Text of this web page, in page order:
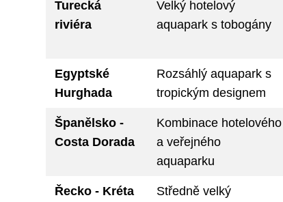
Turecká
riviéra
Velký hotelový
aquapark s tobogány
Egyptské
Hurghada
Rozsáhlý aquapark s
tropickým designem
Španělsko -
Costa Dorada
Kombinace hotelového
a veřejného
aquaparku
Řecko - Kréta
Středně velký